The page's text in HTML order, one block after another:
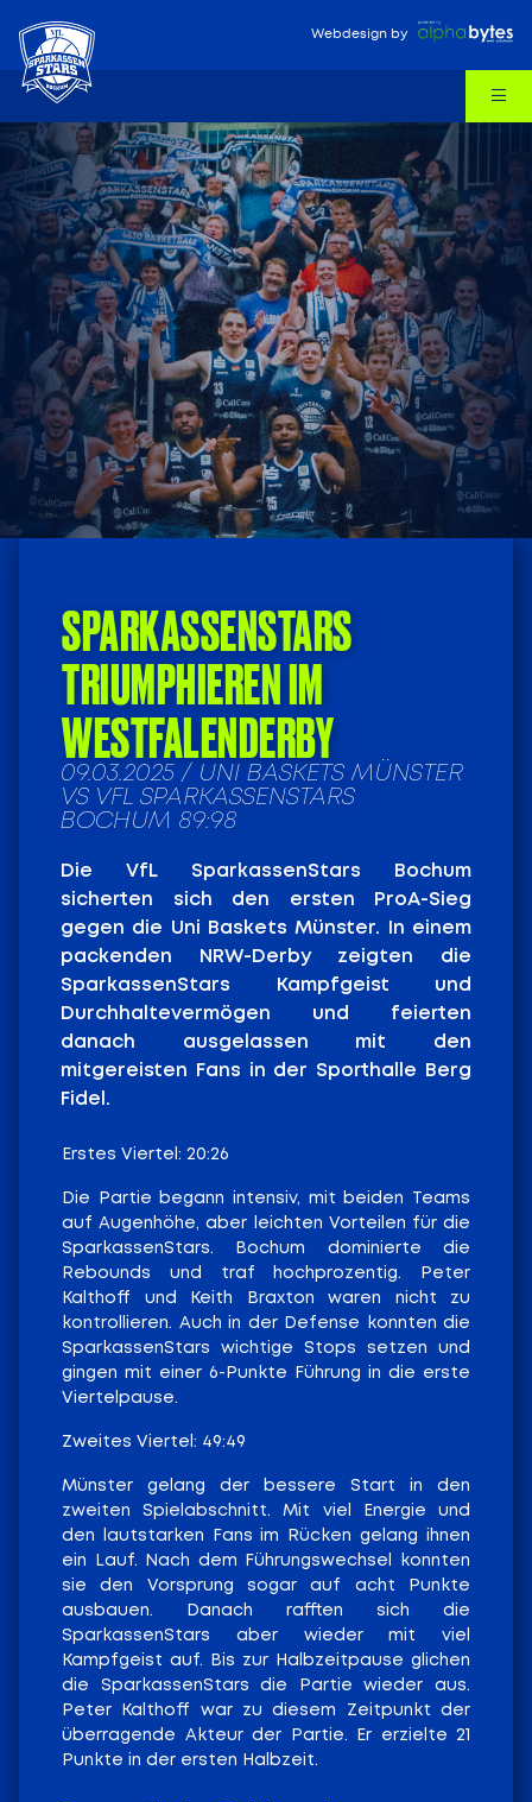
Webdesign by
SPARKASSENSTARS
TRIUMPHIEREN IM
WESTFALENDERBY
09.03.2025 / UNI BASKETS MÜNSTER
VS VFL SPARKASSENSTARS
BOCHUM 89:98
Die VfL SparkassenStars Bochum
sicherten sich den ersten ProA-Sieg
gegen die Uni Baskets Münster. In einem
packenden NRW-Derby zeigten die
SparkassenStars Kampfgeist und
Durchhaltevermögen und feierten
danach ausgelassen mit den
mitgereisten Fans in der Sporthalle Berg
Fidel.
Erstes Viertel: 20:26
Die Partie begann intensiv, mit beiden Teams
auf Augenhöhe, aber leichten Vorteilen für die
SparkassenStars. Bochum dominierte die
Rebounds und traf hochprozentig. Peter
Kalthoff und Keith Braxton waren nicht zu
kontrollieren. Auch in der Defense konnten die
SparkassenStars wichtige Stops setzen und
gingen mit einer 6-Punkte Führung in die erste
Viertelpause.
Zweites Viertel: 49:49
Münster gelang der bessere Start in den
zweiten Spielabschnitt. Mit viel Energie und
den lautstarken Fans im Rücken gelang ihnen
ein Lauf. Nach dem Führungswechsel konnten
sie den Vorsprung sogar auf acht Punkte
ausbauen. Danach rafften sich die
SparkassenStars aber wieder mit viel
Kampfgeist auf. Bis zur Halbzeitpause glichen
die SparkassenStars die Partie wieder aus.
Peter Kalthoff war zu diesem Zeitpunkt der
überragende Akteur der Partie. Er erzielte 21
Punkte in der ersten Halbzeit.